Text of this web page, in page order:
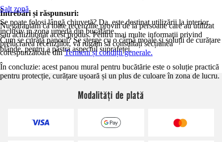
Întrebări și răspunsuri:
Se poate folosi lângă chiuvetă? Da, este destinat utilizării la interior,
inclusiv în zona umedă din bucătărie.
Cum se curăță panoul? Se șterge cu o cârpă moale și soluții de curățare
blânde, pentru a păstra aspectul suprafeței.
În concluzie: acest panou mural pentru bucătărie este o soluție practică
pentru protecție, curățare ușoară și un plus de culoare în zona de lucru.
Salt zonă
Nu garantăm că toate recenziile provin de la persoane care au utilizat
sau achiziționat acest produs. Pentru mai multe informații privind
prelucrarea recenziilor, vă rugăm să consultați secțiunea
corespunzătoare dinTermeni și condiții generale.
Modalități de plată